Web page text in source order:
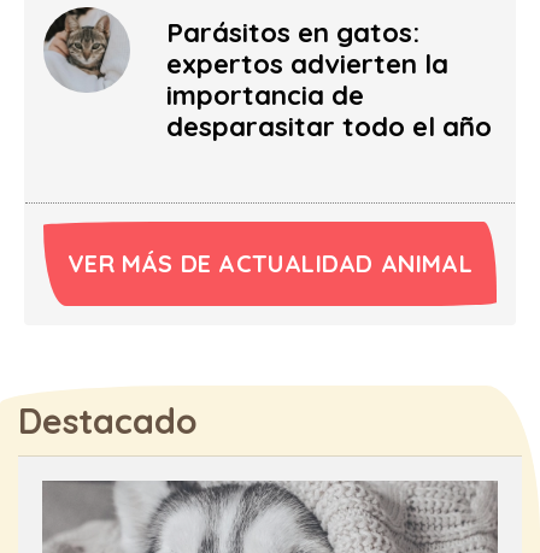
Parásitos en gatos:
expertos advierten la
importancia de
desparasitar todo el año
VER MÁS DE ACTUALIDAD ANIMAL
Destacado